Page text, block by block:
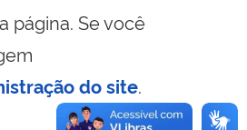
página. Se você
do site.